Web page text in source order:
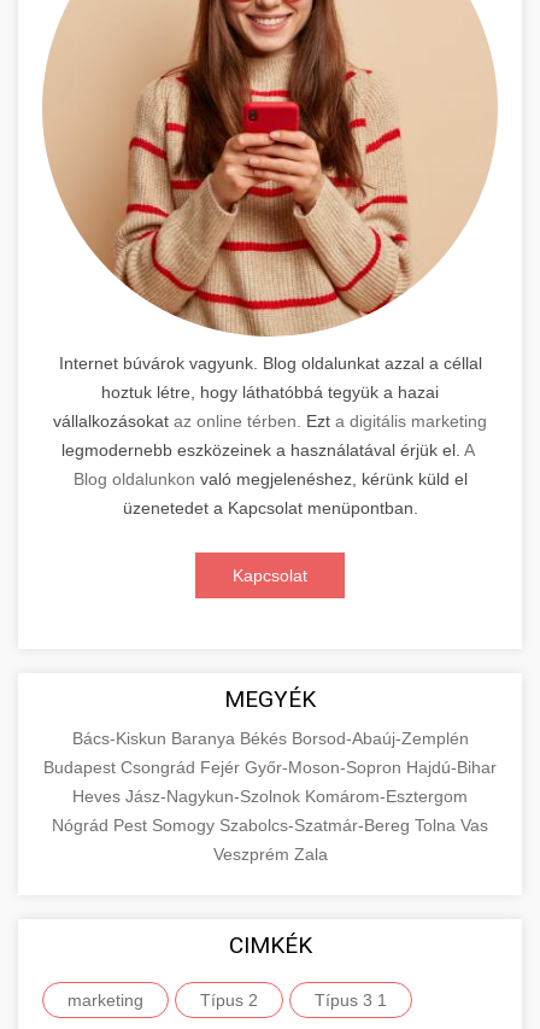
Internet búvárok vagyunk. Blog oldalunkat azzal a céllal
hoztuk létre, hogy láthatóbbá tegyük a hazai
vállalkozásokat az online térben. Ezt a digitális marketing
legmodernebb eszközeinek a használatával érjük el. A
Blog oldalunkon való megjelenéshez, kérünk küld el
üzenetedet a Kapcsolat menüpontban.
Kapcsolat
MEGYÉK
Bács-Kiskun Baranya Békés Borsod-Abaúj-Zemplén
Budapest Csongrád Fejér Győr-Moson-Sopron Hajdú-Bihar
Heves Jász-Nagykun-Szolnok Komárom-Esztergom
Nógrád Pest Somogy Szabolcs-Szatmár-Bereg Tolna Vas
Veszprém Zala
CIMKÉK
marketing Típus 2 Típus 3 1